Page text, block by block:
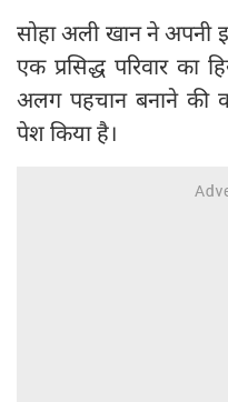
सोहा अली खान ने अपनी
एक प्रसिद्ध परिवार
अलग पहचान बनाने की
पेश किया है।